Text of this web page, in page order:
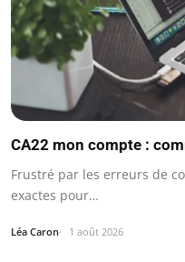
CA22 mon compte :
Frustré par les erreurs de
exactes pour…
Léa Caron 1 août 2026